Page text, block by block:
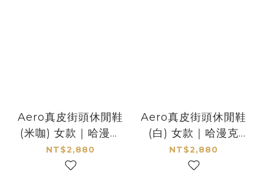
Aero真皮街頭休閒鞋
(米咖) 女款｜哈漫克
【官網獨家】
HamacaSole
NT$2,880
Aero真皮街頭休閒鞋
(白) 女款｜哈漫克
【官網獨家】
HamacaSole
NT$2,880